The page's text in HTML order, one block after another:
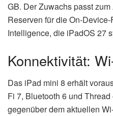
GB. Der Zuwachs passt
Reserven für die On-
Intelligence, die iPadOS 27
Konnektivität:
Das iPad mini 8 erhält
Fi 7, Bluetooth 6 und
gegenüber dem aktuellen